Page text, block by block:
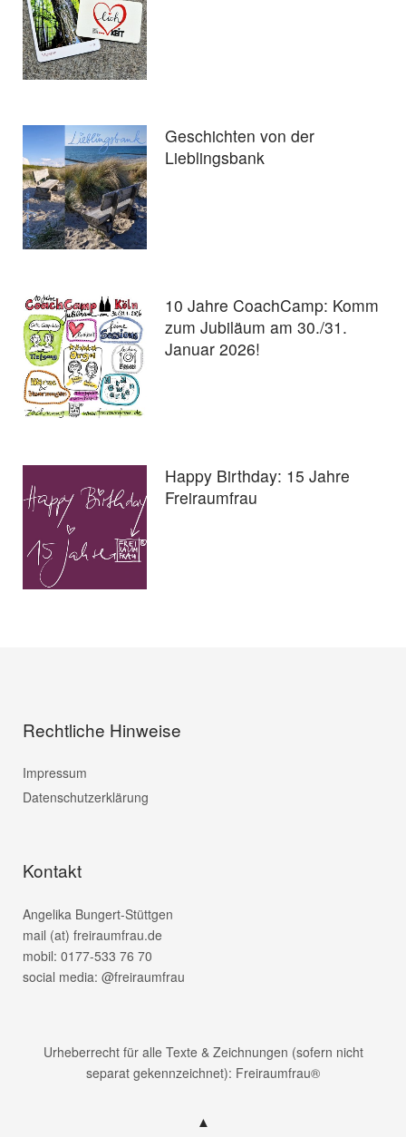
Geschichten von der
Lieblingsbank
10 Jahre CoachCamp: Komm
zum Jubiläum am 30./31.
Januar 2026!
Happy Birthday: 15 Jahre
Freiraumfrau
Rechtliche Hinweise
Impressum
Datenschutzerklärung
Kontakt
Angelika Bungert-Stüttgen
mail (at) freiraumfrau.de
mobil: 0177-533 76 70
social media: @freiraumfrau
Urheberrecht für alle Texte & Zeichnungen (sofern nicht
separat gekennzeichnet): Freiraumfrau®